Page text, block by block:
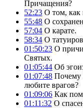
Причащения?
52:23 О том, как
55:48 О
57:04 О карате.
58:34 О
01:50:23 О
Святых.
01:05:44 Об
01:07:48 Почему
любите врагов?
01:09:06 Как
01:11:32 О